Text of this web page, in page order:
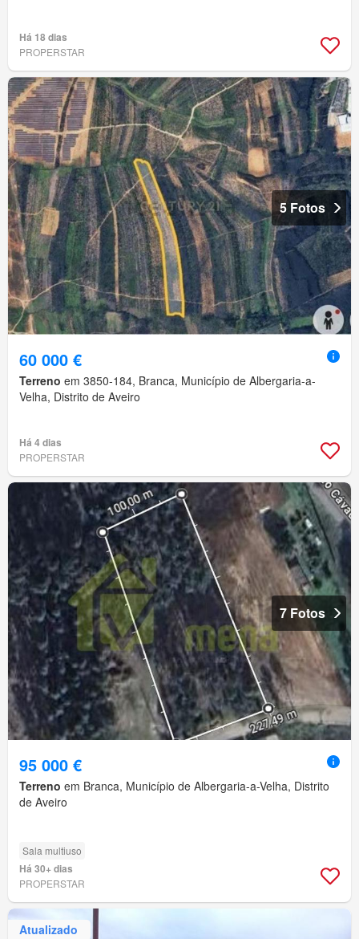
Há 18 dias
PROPERSTAR
5 Fotos
60 000 €
Terreno em 3850-184, Branca, Município de Albergaria-a-
Velha, Distrito de Aveiro
Há 4 dias
PROPERSTAR
7 Fotos
95 000 €
Terreno em Branca, Município de Albergaria-a-Velha, Distrito
de Aveiro
Sala multiuso
Há 30+ dias
PROPERSTAR
Atualizado